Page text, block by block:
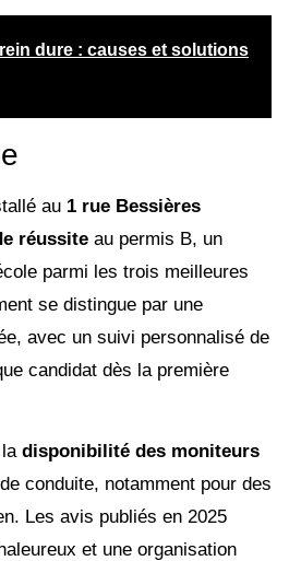
dure : causes et solutions
au 1 rue Bessières
réussite au permis B, un
parmi les trois meilleures
se distingue par une
avec un suivi personnalisé de
candidat dès la première
disponibilité des moniteurs
conduite, notamment pour des
Les avis publiés en 2025
et une organisation